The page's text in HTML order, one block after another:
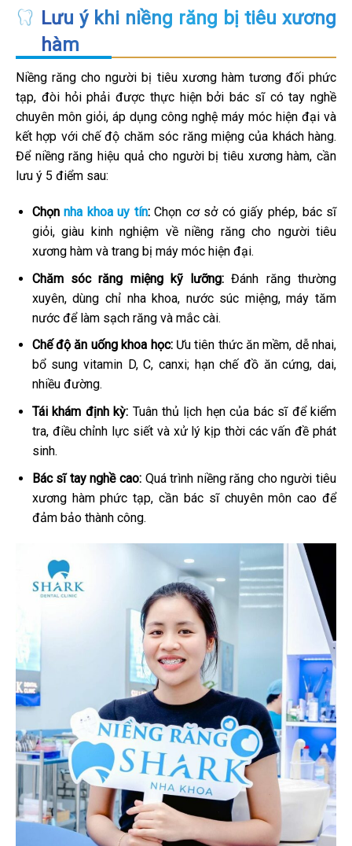
Lưu ý khi niềng răng bị tiêu xương
hàm
Niềng răng cho người bị tiêu xương hàm tương đối phức
tạp, đòi hỏi phải được thực hiện bởi bác sĩ có tay nghề
chuyên môn giỏi, áp dụng công nghệ máy móc hiện đại và
kết hợp với chế độ chăm sóc răng miệng của khách hàng.
Để niềng răng hiệu quả cho người bị tiêu xương hàm, cần
lưu ý 5 điểm sau:
Chọnnha khoa uy tín:Chọn cơ sở có giấy phép, bác sĩ
giỏi, giàu kinh nghiệm về niềng răng cho người tiêu
xương hàm và trang bị máy móc hiện đại.
Chăm sóc răng miệng kỹ lưỡng: Đánh răng thường
xuyên, dùng chỉ nha khoa, nước súc miệng, máy tăm
nước để làm sạch răng và mắc cài.
Chế độ ăn uống khoa học:Ưu tiên thức ăn mềm, dễ nhai,
bổ sung vitamin D, C, canxi; hạn chế đồ ăn cứng, dai,
nhiều đường.
Tái khám định kỳ: Tuân thủ lịch hẹn của bác sĩ để kiểm
tra, điều chỉnh lực siết và xử lý kịp thời các vấn đề phát
sinh.
Bác sĩ tay nghề cao: Quá trình niềng răng cho người tiêu
xương hàm phức tạp, cần bác sĩ chuyên môn cao để
đảm bảo thành công.